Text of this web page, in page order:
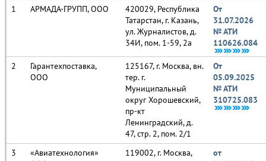
АРМАДА-ГРУПП, ООО
420029, Республика
Татарстан, г. Казань,
ул. Журналистов, д.
34И, пом. 1-59, 2а
От
31.07.2026
№ АТИ
110626.084
Гарантехпоставка,
ООО
125167, г. Москва, вн.
тер. г.
Муниципальный
округ Хорошевский,
пр-кт
Ленинградский, д.
47, стр. 2, пом. 2/1
От
05.09.2025
№ АТИ
310725.083
«Авиатехнология»
119002, г. Москва,
от